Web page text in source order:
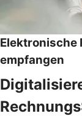
Elektronische
empfangen